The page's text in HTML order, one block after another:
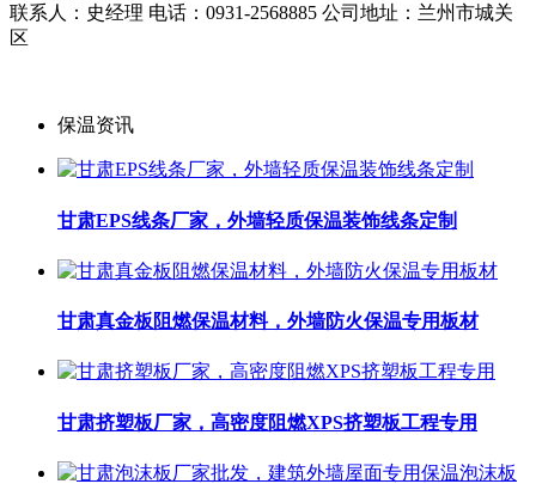
联系人：史经理 电话：0931-2568885 公司地址：兰州市城关
区
保温资讯
甘肃EPS线条厂家，外墙轻质保温装饰线条定制
甘肃真金板阻燃保温材料，外墙防火保温专用板材
甘肃挤塑板厂家，高密度阻燃XPS挤塑板工程专用